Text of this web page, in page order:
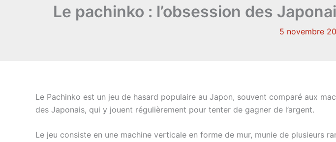
Le pachinko : l’obsession des
5 novembre
Le Pachinko est un jeu de hasard populaire au Japon, souvent comparé aux
des Japonais, qui y jouent régulièrement pour tenter de gagner de l’argent.
Le jeu consiste en une machine verticale en forme de mur, munie de plusieurs